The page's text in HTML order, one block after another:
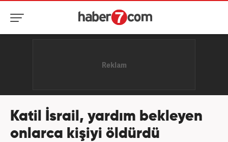
Katil İsrail, yardım bekleyen
onlarca kişiyi öldürdü